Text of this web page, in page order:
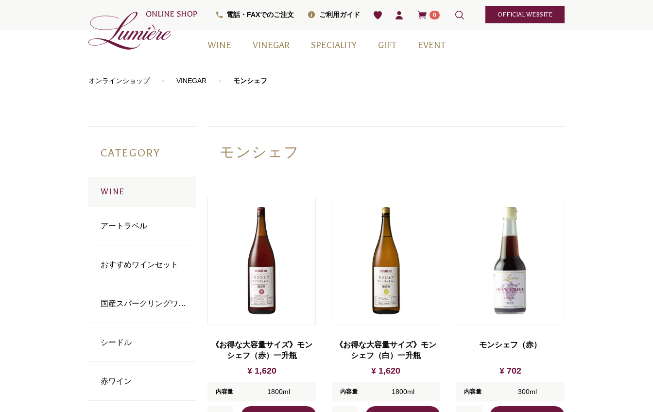
電話・FAXでのご注文 ご利用ガイド OFFICIAL WEBSITE
0
WINE VINEGAR SPECIALITY GIFT EVENT
オンラインショップ VINEGAR モンシェフ
CATEGORY
WINE
アートラベル
おすすめワインセット
国産スパークリングワイン
シードル
⾚ワイン
モンシェフ
《お得な大容量サイズ》モン
シェフ（赤）一升瓶
¥ 1,620
内容量 1800ml
《お得な大容量サイズ》モン
シェフ（白）一升瓶
¥ 1,620
内容量 1800ml
モンシェフ（赤）
¥ 702
内容量 300ml